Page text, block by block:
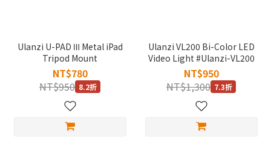
Ulanzi U-PAD Ⅲ Metal iPad
Tripod Mount
NT$780
NT$950 8.2折
Ulanzi VL200 Bi-Color LED
Video Light #Ulanzi-VL200
NT$950
NT$1,300 7.3折